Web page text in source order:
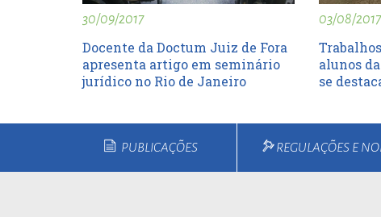
30/09/2017
Docente da Doctum Juiz de Fora
apresenta artigo em seminário
jurídico no Rio de Janeiro
03/08/2017
alunos
se
PUBLICAÇÕES REGULAÇÕES E